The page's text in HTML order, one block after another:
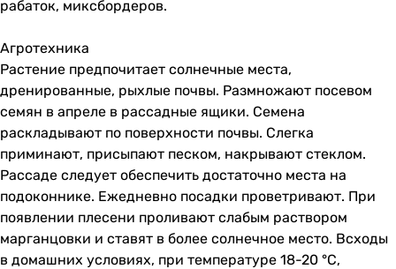
рабаток, миксбордеров.
Агротехника
Растение предпочитает солнечные места,
дренированные, рыхлые почвы. Размножают посевом
семян в апреле в рассадные ящики. Семена
раскладывают по поверхности почвы. Слегка
приминают, присыпают песком, накрывают стеклом.
Рассаде следует обеспечить достаточно места на
подоконнике. Ежедневно посадки проветривают. При
появлении плесени проливают слабым раствором
марганцовки и ставят в более солнечное место. Всходы
в домашних условиях, при температуре 18-20 °С,